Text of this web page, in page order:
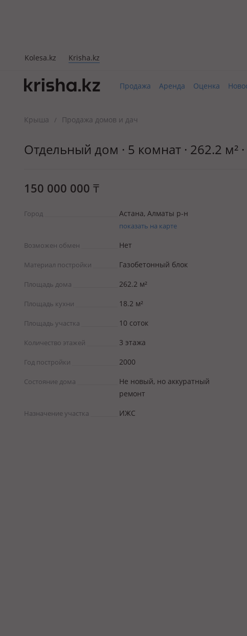
Kolesa.kz Krisha.kz
Продажа Аренда Оценка
Крыша / Продажа домов и дач
Отдельный дом · 5 комнат · 262.2 м²
150 000 000 ₸
Город Астана, Алматы р-н
показать на карте
Возможен обмен Нет
Материал постройки Газобетонный блок
Площадь дома 262.2 м²
Площадь кухни 18.2 м²
Площадь участка 10 соток
Количество этажей 3 этажа
Год постройки 2000
Состояние дома
Не новый, но аккуратный
ремонт
Назначение участка ИЖС